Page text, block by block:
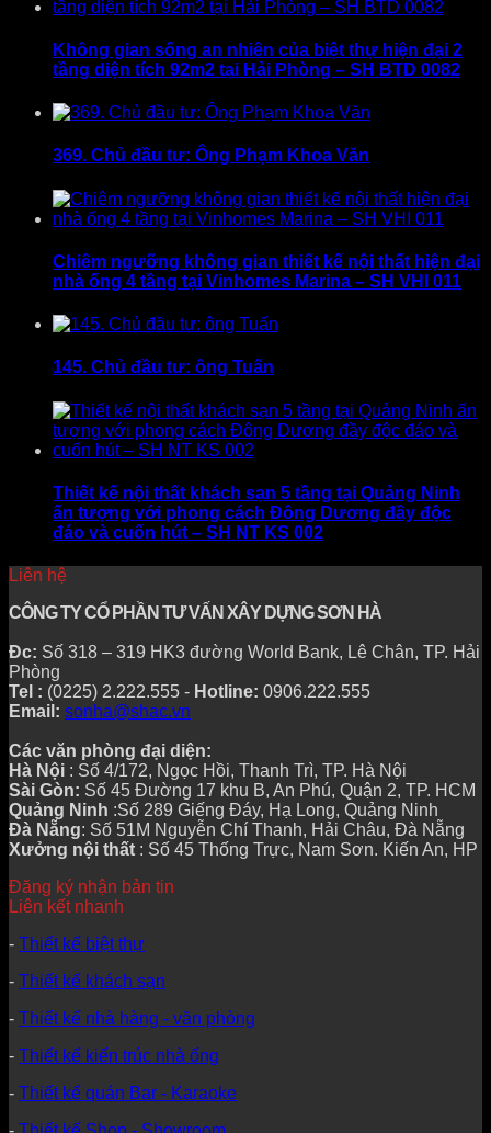
Không gian sống an nhiên của biệt thự hiện đại 2
tầng diện tích 92m2 tại Hải Phòng – SH BTD 0082
369. Chủ đầu tư: Ông Phạm Khoa Văn
Chiêm ngưỡng không gian thiết kế nội thất hiện đại
nhà ống 4 tầng tại Vinhomes Marina – SH VHI 011
145. Chủ đầu tư: ông Tuấn
Thiết kế nội thất khách sạn 5 tầng tại Quảng Ninh
ấn tượng với phong cách Đông Dương đầy độc
đáo và cuốn hút – SH NT KS 002
Liên hệ
CÔNG TY CỔ PHẦN TƯ VẤN XÂY DỰNG SƠN HÀ
Đc: Số 318 – 319 HK3 đường World Bank, Lê Chân, TP. Hải
Phòng
Tel : (0225) 2.222.555 - Hotline: 0906.222.555
Email: sonha@shac.vn
Các văn phòng đại diện:
Hà Nội : Số 4/172, Ngọc Hồi, Thanh Trì, TP. Hà Nội
Sài Gòn: Số 45 Đường 17 khu B, An Phú, Quận 2, TP. HCM
Quảng Ninh :Số 289 Giếng Đáy, Hạ Long, Quảng Ninh
Đà Nẵng: Số 51M Nguyễn Chí Thanh, Hải Châu, Đà Nẵng
Xưởng nội thất : Số 45 Thống Trực, Nam Sơn. Kiến An, HP
Đăng ký nhận bản tin
Liên kết nhanh
- Thiết kế biệt thự
- Thiết kế khách sạn
- Thiết kế nhà hàng - văn phòng
- Thiết kế kiến trúc nhà ống
- Thiết kế quán Bar - Karaoke